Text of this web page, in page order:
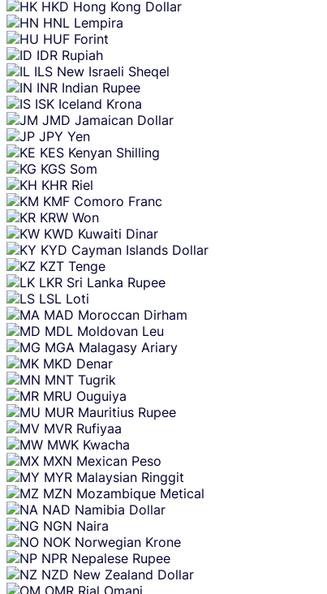
HKD Hong Kong Dollar
HNL Lempira
HUF Forint
IDR Rupiah
ILS New Israeli Sheqel
INR Indian Rupee
ISK Iceland Krona
JMD Jamaican Dollar
JPY Yen
KES Kenyan Shilling
KGS Som
KHR Riel
KMF Comoro Franc
KRW Won
KWD Kuwaiti Dinar
KYD Cayman Islands Dollar
KZT Tenge
LKR Sri Lanka Rupee
LSL Loti
MAD Moroccan Dirham
MDL Moldovan Leu
MGA Malagasy Ariary
MKD Denar
MNT Tugrik
MRU Ouguiya
MUR Mauritius Rupee
MVR Rufiyaa
MWK Kwacha
MXN Mexican Peso
MYR Malaysian Ringgit
MZN Mozambique Metical
NAD Namibia Dollar
NGN Naira
NOK Norwegian Krone
NPR Nepalese Rupee
NZD New Zealand Dollar
OMR Rial Omani